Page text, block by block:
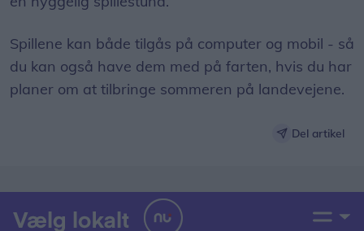
Spillene kan både tilgås på computer og mobil - så
du kan også have dem med på farten, hvis du har
planer om at tilbringe sommeren på landevejene.
Del artikel